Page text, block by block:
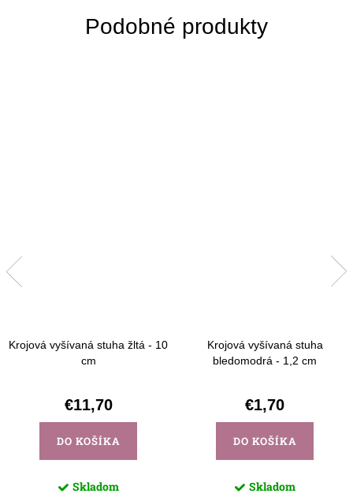
Krojová vyšívaná stuha žltá - 10
cm
€11,70
DO KOŠÍKA
Skladom
Krojová vyšívaná stuha
bledomodrá - 1,2 cm
€1,70
DO KOŠÍKA
Skladom